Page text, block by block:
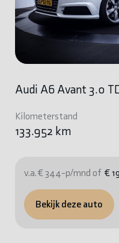
Audi A6 Avant 3.0
Kilometerstand
133.952 km
v.a. € 344-p/mnd of €
Bekijk deze auto